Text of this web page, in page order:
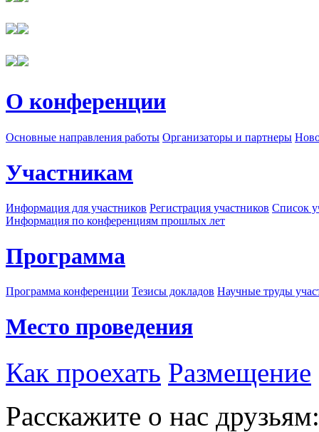
О конференции
Основные направления работы Организаторы и партнеры
Участникам
Информация для участников Регистрация участников Список
Информация по конференциям прошлых лет
Программа
Программа конференции Тезисы докладов Научные труды
Место проведения
Как проехать Размещение
Расскажите о нас друзьям: